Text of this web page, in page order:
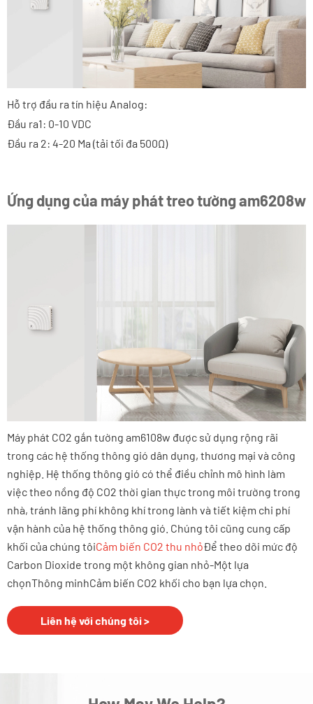
Hỗ trợ đầu ra tín hiệu Analog:
Đầu ra1: 0-10 VDC
Đầu ra 2: 4-20 Ma (tải tối đa 500Ω)
Ứng dụng của máy phát treo tường am6208w
Máy phát CO2 gắn tường am6108w được sử dụng rộng rãi
trong các hệ thống thông gió dân dụng, thương mại và công
nghiệp. Hệ thống thông gió có thể điều chỉnh mô hình làm
việc theo nồng độ CO2 thời gian thực trong môi trường trong
nhà, tránh lãng phí không khí trong lành và tiết kiệm chi phí
vận hành của hệ thống thông gió. Chúng tôi cũng cung cấp
khối của chúng tôiCảm biến CO2 thu nhỏĐể theo dõi mức độ
Carbon Dioxide trong một không gian nhỏ-Một lựa
chọnThông minhCảm biến CO2 khối cho bạn lựa chọn.
Liên hệ với chúng tôi >